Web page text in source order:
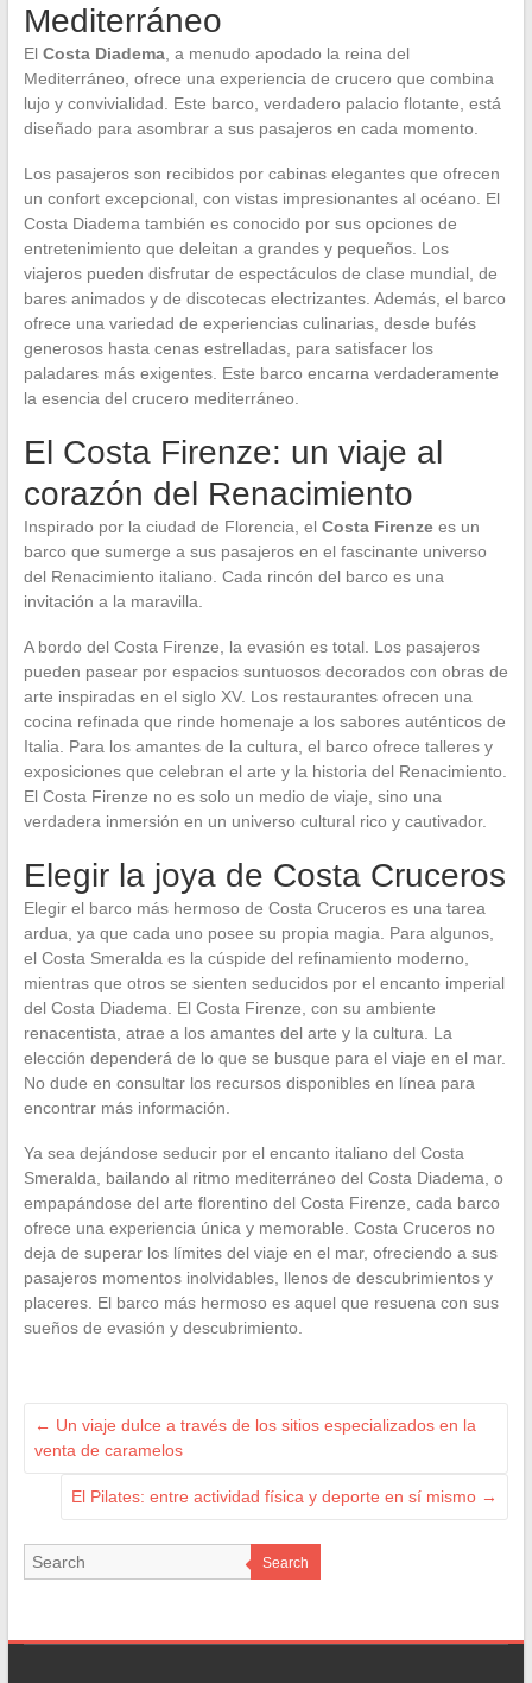
Mediterráneo
El Costa Diadema, a menudo apodado la reina del
Mediterráneo, ofrece una experiencia de crucero que combina
lujo y convivialidad. Este barco, verdadero palacio flotante, está
diseñado para asombrar a sus pasajeros en cada momento.
Los pasajeros son recibidos por cabinas elegantes que ofrecen
un confort excepcional, con vistas impresionantes al océano. El
Costa Diadema también es conocido por sus opciones de
entretenimiento que deleitan a grandes y pequeños. Los
viajeros pueden disfrutar de espectáculos de clase mundial, de
bares animados y de discotecas electrizantes. Además, el barco
ofrece una variedad de experiencias culinarias, desde bufés
generosos hasta cenas estrelladas, para satisfacer los
paladares más exigentes. Este barco encarna verdaderamente
la esencia del crucero mediterráneo.
El Costa Firenze: un viaje al
corazón del Renacimiento
Inspirado por la ciudad de Florencia, el Costa Firenzees un
barco que sumerge a sus pasajeros en el fascinante universo
del Renacimiento italiano. Cada rincón del barco es una
invitación a la maravilla.
A bordo del Costa Firenze, la evasión es total. Los pasajeros
pueden pasear por espacios suntuosos decorados con obras de
arte inspiradas en el siglo XV. Los restaurantes ofrecen una
cocina refinada que rinde homenaje a los sabores auténticos de
Italia. Para los amantes de la cultura, el barco ofrece talleres y
exposiciones que celebran el arte y la historia del Renacimiento.
El Costa Firenze no es solo un medio de viaje, sino una
verdadera inmersión en un universo cultural rico y cautivador.
Elegir la joya de Costa Cruceros
Elegir el barco más hermoso de Costa Cruceros es una tarea
ardua, ya que cada uno posee su propia magia. Para algunos,
el Costa Smeralda es la cúspide del refinamiento moderno,
mientras que otros se sienten seducidos por el encanto imperial
del Costa Diadema. El Costa Firenze, con su ambiente
renacentista, atrae a los amantes del arte y la cultura. La
elección dependerá de lo que se busque para el viaje en el mar.
No dude en consultar los recursos disponibles en línea para
encontrar más información.
Ya sea dejándose seducir por el encanto italiano del Costa
Smeralda, bailando al ritmo mediterráneo del Costa Diadema, o
empapándose del arte florentino del Costa Firenze, cada barco
ofrece una experiencia única y memorable. Costa Cruceros no
deja de superar los límites del viaje en el mar, ofreciendo a sus
pasajeros momentos inolvidables, llenos de descubrimientos y
placeres. El barco más hermoso es aquel que resuena con sus
sueños de evasión y descubrimiento.
← Un viaje dulce a través de los sitios especializados en la
venta de caramelos
El Pilates: entre actividad física y deporte en sí mismo →
Search